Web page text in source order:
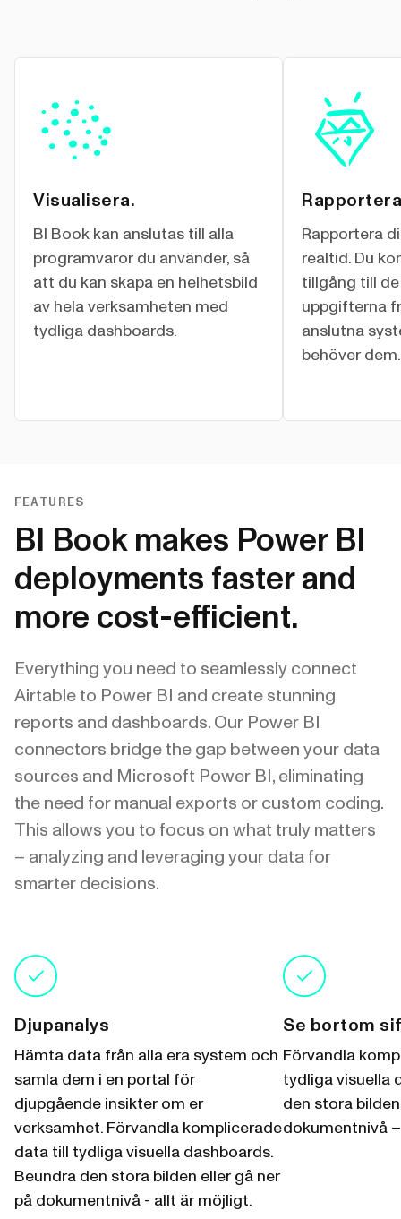
Visualisera.
BI Book kan anslutas till alla
programvaror du använder, så
att du kan skapa en helhetsbild
av hela verksamheten med
tydliga dashboards.
Rapportera
realtid. Du
tillgång till
uppgifterna
anslutna
behöver dem.
FEATURES
BI Book makes Power BI
deployments faster and
more cost-efficient.
Everything you need to seamlessly connect
Airtable to Power BI and create stunning
reports and dashboards. Our Power BI
connectors bridge the gap between your data
sources and Microsoft Power BI, eliminating
the need for manual exports or custom coding.
This allows you to focus on what truly matters
– analyzing and leveraging your data for
smarter decisions.
Djupanalys
Hämta data från alla era system och
samla dem i en portal för
djupgående insikter om er
verksamhet. Förvandla komplicerade
data till tydliga visuella dashboards.
Beundra den stora bilden eller gå ner
på dokumentnivå - allt är möjligt.
Se bortom
Förvandla
tydliga visuella
den stora
dokumentnivå